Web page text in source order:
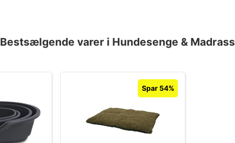
Bestsælgende varer i Hundesenge &
Spar 54%